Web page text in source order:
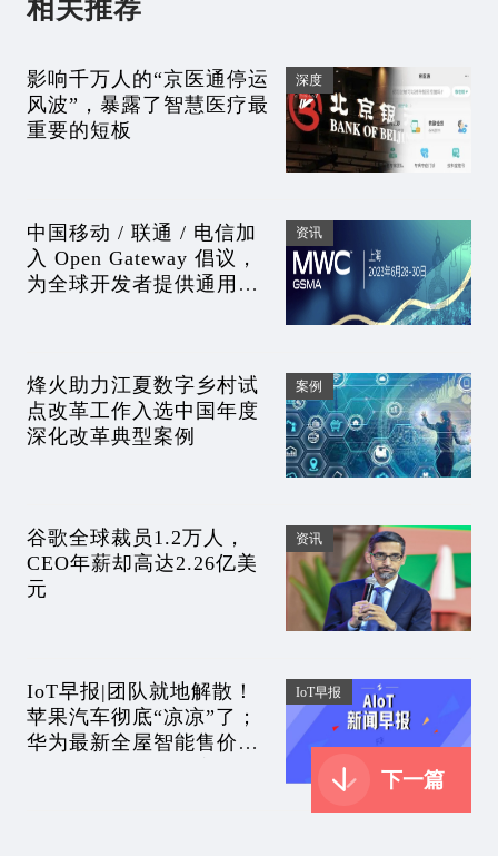
相关推荐
影响千万人的“京医通停运
风波”，暴露了智慧医疗最
重要的短板
深度
中国移动 / 联通 / 电信加
入 Open Gateway 倡议，
为全球开发者提供通用
资讯
烽火助力江夏数字乡村试
点改革工作入选中国年度
深化改革典型案例
案例
谷歌全球裁员1.2万人，
CEO年薪却高达2.26亿美
元
资讯
IoT早报|团队就地解散！
苹果汽车彻底“凉凉”了；
华为最新全屋智能售价4
IoT早报
下一篇